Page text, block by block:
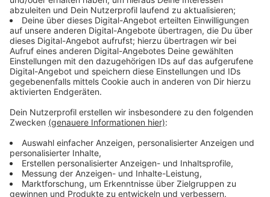
entweder telefonisch oder direkt imPlaza del Mar.
Anzeige
©Thomas Gödde / FUNKE Foto Services
Kabarett: Ass-Dur - Die große "Ass-Dur"-
Weihnachtsshow
Anzeige